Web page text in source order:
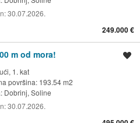
30.07.2026.
249.000 €
m od mora!
1. kat
površina: 193.54 m2
Dobrinj, Soline
30.07.2026.